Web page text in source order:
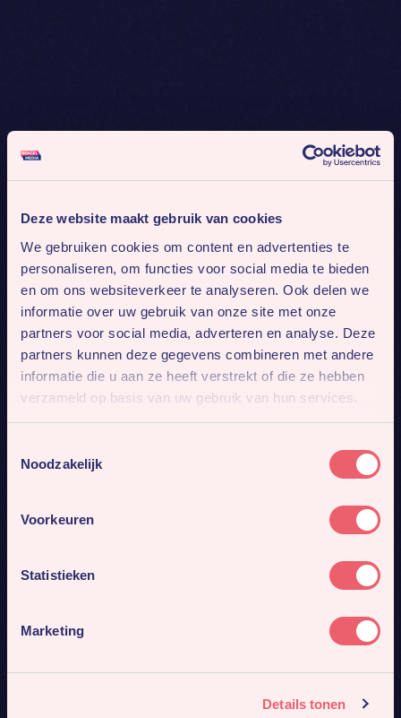
Deze website maakt gebruik van cookies
We gebruiken cookies om content en advertenties te
personaliseren, om functies voor social media te bieden
en om ons websiteverkeer te analyseren. Ook delen we
informatie over uw gebruik van onze site met onze
partners voor social media, adverteren en analyse. Deze
partners kunnen deze gegevens combineren met andere
informatie die u aan ze heeft verstrekt of die ze hebben
verzameld op basis van uw gebruik van hun services.
Noodzakelijk
Voorkeuren
Statistieken
Marketing
Details tonen